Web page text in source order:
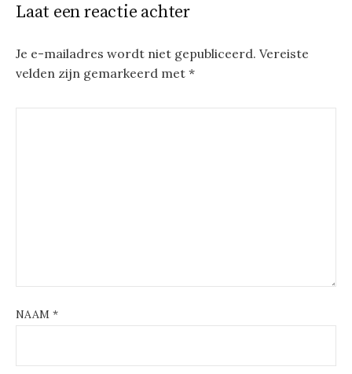
Laat een reactie achter
Je e-mailadres wordt niet gepubliceerd. Vereiste
velden zijn gemarkeerd met *
NAAM *